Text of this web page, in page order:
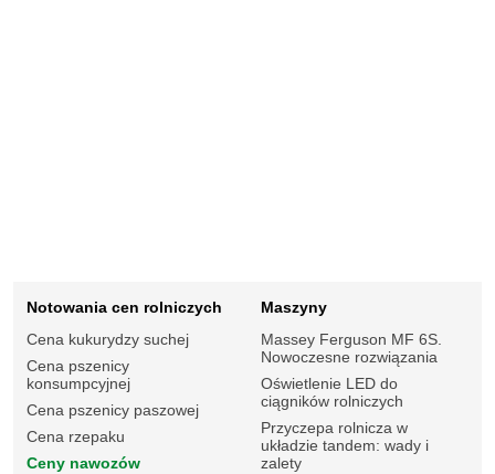
Notowania cen rolniczych
Cena kukurydzy suchej
Cena pszenicy
konsumpcyjnej
Cena pszenicy paszowej
Cena rzepaku
Ceny nawozów
Maszyny
Massey Ferguson MF 6S.
Nowoczesne rozwiązania
Oświetlenie LED do
ciągników rolniczych
Przyczepa rolnicza w
układzie tandem: wady i
zalety